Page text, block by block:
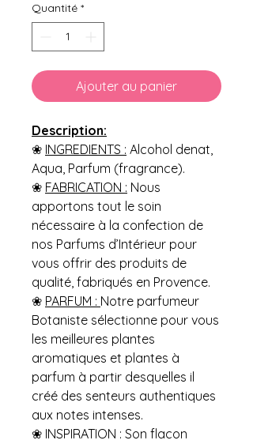
Quantité *
Ajouter au panier
Description:
❀ INGREDIENTS : Alcohol denat,
Aqua, Parfum (fragrance).
❀ FABRICATION : Nous
apportons tout le soin
nécessaire à la confection de
nos Parfums d’Intérieur pour
vous offrir des produits de
qualité, fabriqués en Provence.
❀ PARFUM : Notre parfumeur
Botaniste sélectionne pour vous
les meilleures plantes
aromatiques et plantes à
parfum à partir desquelles il
créé des senteurs authentiques
aux notes intenses.
❀ INSPIRATION : Son flacon